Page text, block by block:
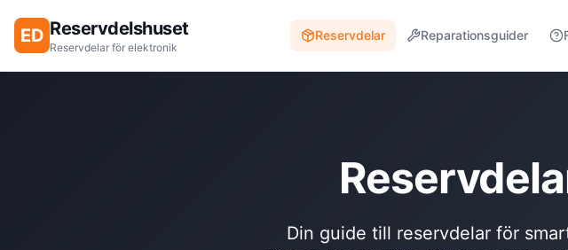
ED Reservdelshuset
Reservdelar för elektronik
Reservdelar Reparationsguider
Din guide till reservdelar för